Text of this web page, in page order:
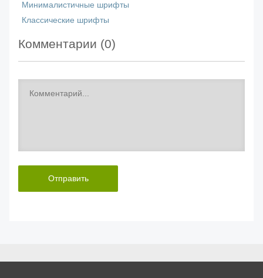
Минималистичные шрифты
Классические шрифты
Комментарии (0)
Отправить